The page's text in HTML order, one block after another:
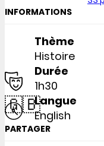
INFORMATIONS
Thème
Histoire
Durée
1h30
🇬🇧Langue
English
PARTAGER